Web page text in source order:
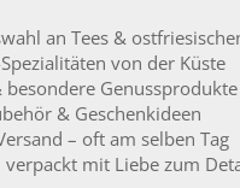
an Tees &
von der Küste
Genussprodukte
& Geschenkideen
– oft am selben Tag
mit Liebe zum